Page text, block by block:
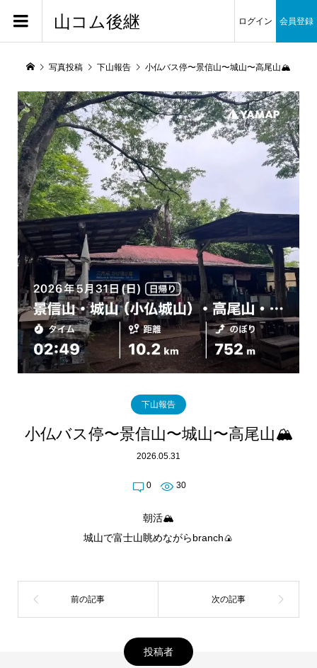
山コム後継 ログイン 会員登録
写真投稿 下山報告 小仏バス停〜景信山〜城山〜高尾山🏔️
下山報告
小仏バス停〜景信山〜城山〜高尾山🏔️
2026.05.31
0 30
朝活🏔️
城山で富士山眺めながらbranch🍙
投稿者